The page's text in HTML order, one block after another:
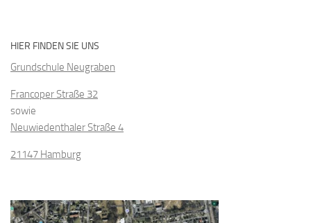
HIER FINDEN SIE UNS
Grundschule Neugraben
Francoper Straße 32
sowie
Neuwiedenthaler Straße 4
21147 Hamburg